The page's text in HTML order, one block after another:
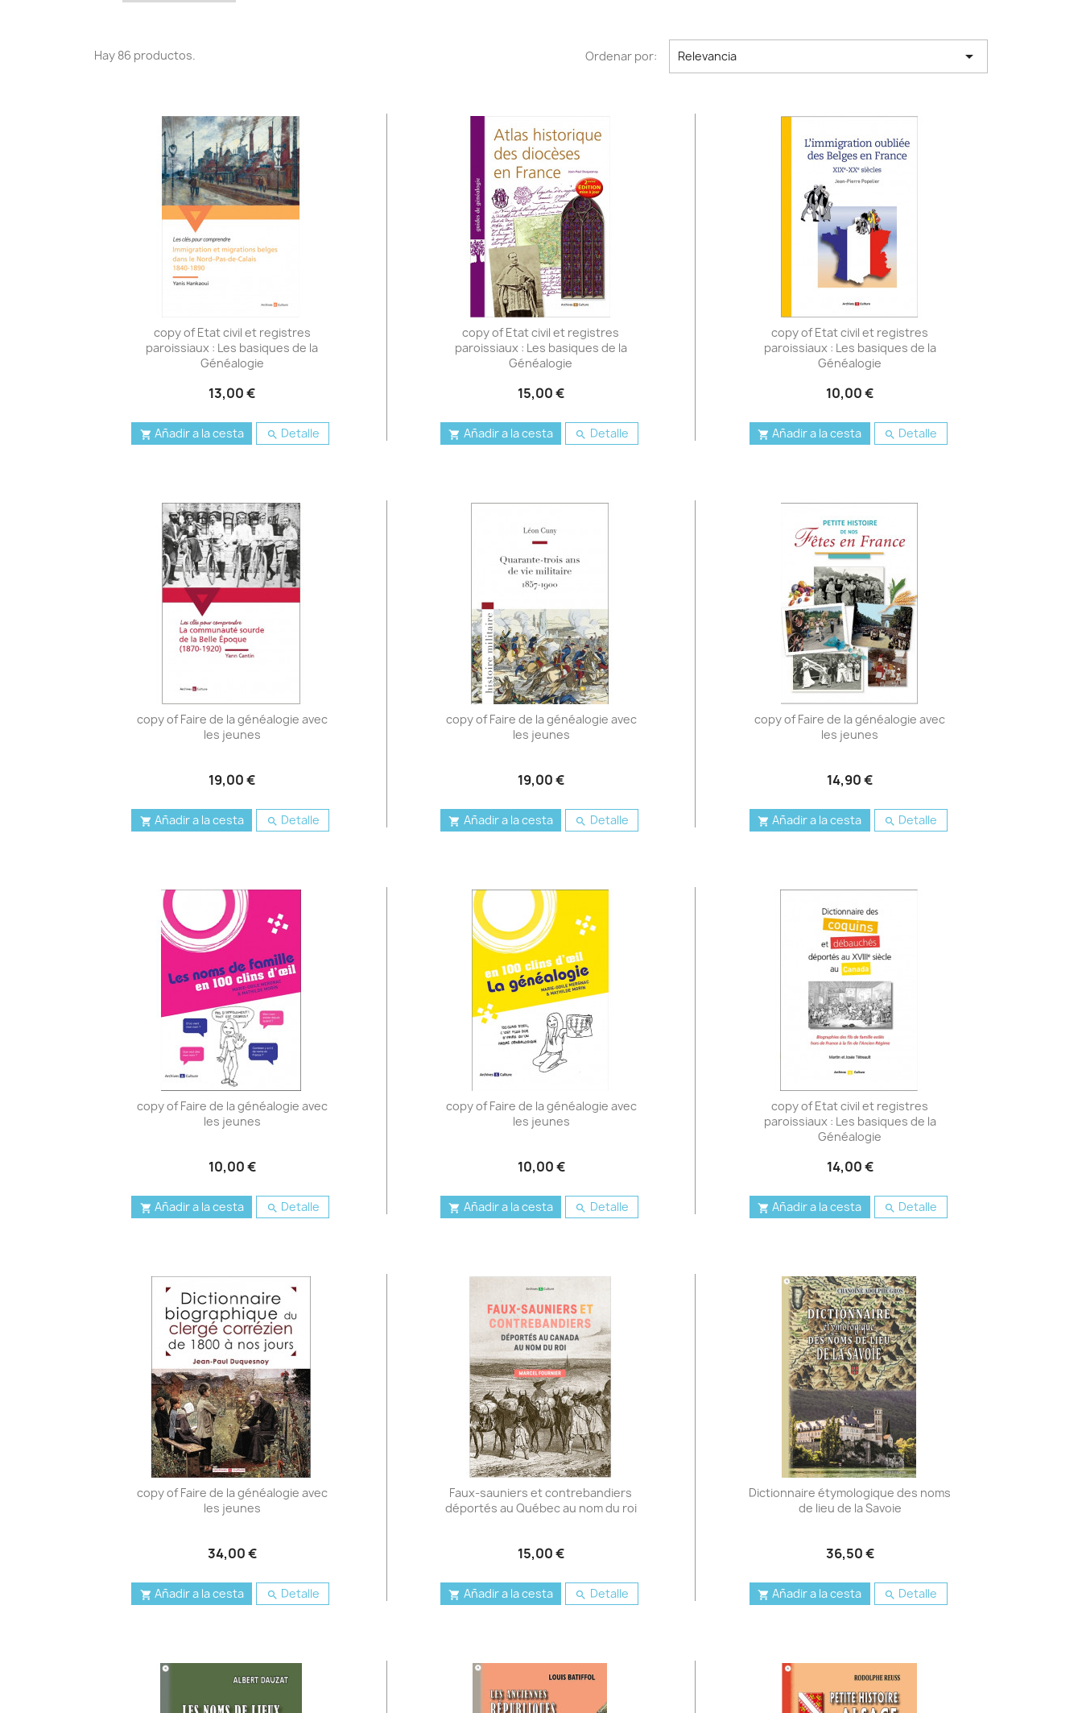
Hay 86 productos. Ordenar por: Relevancia 
copy of Etat civil et registres
paroissiaux : Les basiques de la
Généalogie
13,00 €
 Añadir a la cesta  Detalle
copy of Etat civil et registres
paroissiaux : Les basiques de la
Généalogie
15,00 €
 Añadir a la cesta  Detalle
copy of Etat civil et registres
paroissiaux : Les basiques de la
Généalogie
10,00 €
 Añadir a la cesta  Detalle
copy of Faire de la généalogie avec
les jeunes
19,00 €
 Añadir a la cesta  Detalle
copy of Faire de la généalogie avec
les jeunes
19,00 €
 Añadir a la cesta  Detalle
copy of Faire de la généalogie avec
les jeunes
14,90 €
 Añadir a la cesta  Detalle
copy of Faire de la généalogie avec
les jeunes
10,00 €
 Añadir a la cesta  Detalle
copy of Faire de la généalogie avec
les jeunes
10,00 €
 Añadir a la cesta  Detalle
copy of Etat civil et registres
paroissiaux : Les basiques de la
Généalogie
14,00 €
 Añadir a la cesta  Detalle
copy of Faire de la généalogie avec
les jeunes
34,00 €
 Añadir a la cesta  Detalle
Faux-sauniers et contrebandiers
déportés au Québec au nom du roi
15,00 €
 Añadir a la cesta  Detalle
Dictionnaire étymologique des noms
de lieu de la Savoie
36,50 €
 Añadir a la cesta  Detalle